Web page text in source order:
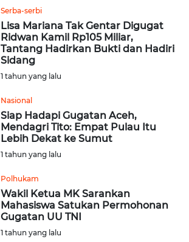
Serba-serbi
Lisa Mariana Tak Gentar Digugat
Ridwan Kamil Rp105 Miliar,
Tantang Hadirkan Bukti dan Hadiri
Sidang
1 tahun yang lalu
Nasional
Siap Hadapi Gugatan Aceh,
Mendagri Tito: Empat Pulau Itu
Lebih Dekat ke Sumut
1 tahun yang lalu
Polhukam
Wakil Ketua MK Sarankan
Mahasiswa Satukan Permohonan
Gugatan UU TNI
1 tahun yang lalu